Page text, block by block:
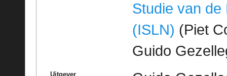
Studie van de
(ISLN) (Piet
Guido
Uitgever